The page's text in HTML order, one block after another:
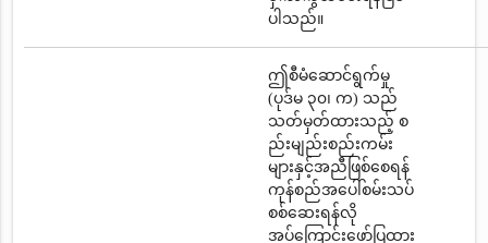
ပါသည်။
ဤစီမံဆောင်ရွက်မှု
(ပုဒ်မ ၃၀၊ က) သည်
သတ်မှတ်ထားသည့် စ
ည်းမျည်းစည်းကမ်း
များနှင့်အညီဖြစ်စေရန်
ကုန်စည်အပေါ်စမ်းသပ်
စစ်ဆေးရန်လို
အပ်ကြောင်းဖော်ပြထား